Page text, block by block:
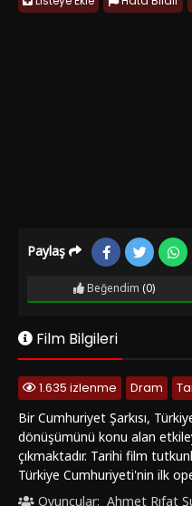
Paylaş
Beğendim (0)
Film Bilgileri
1.635 izlenme Dram
Bir Cumhuriyet Şarkısı,
dönüşümünü konu alan
çıkmaktadır. Tarihi film
Türkiye Cumhuriyeti'nin ilk
sürecini konu edinmektedir.
Oyuncular: Ahmet Rıfat